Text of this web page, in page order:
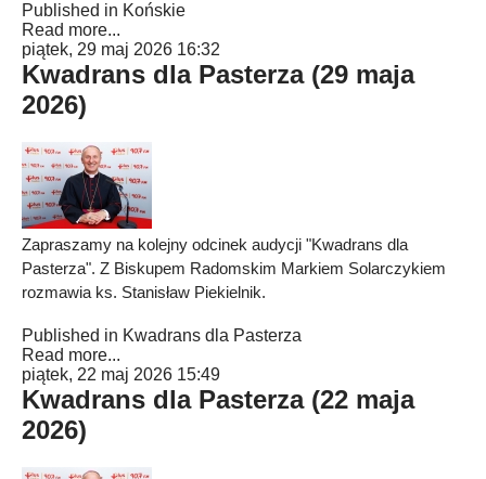
Published in Końskie
Read more...
piątek, 29 maj 2026 16:32
Kwadrans dla Pasterza (29 maja
2026)
Zapraszamy na kolejny odcinek audycji "Kwadrans dla
Pasterza". Z Biskupem Radomskim Markiem Solarczykiem
rozmawia ks. Stanisław Piekielnik.
Published in Kwadrans dla Pasterza
Read more...
piątek, 22 maj 2026 15:49
Kwadrans dla Pasterza (22 maja
2026)